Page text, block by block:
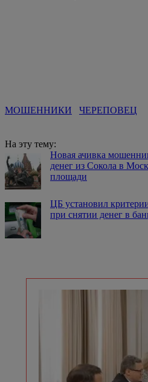
МОШЕННИКИ ЧЕРЕПОВЕЦ
На эту тему:
Новая ачивка
денег из Сокола в
площади
ЦБ установил
при снятии денег в